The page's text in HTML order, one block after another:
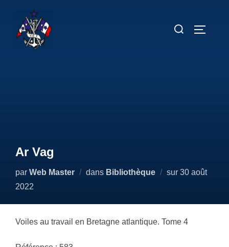
contenu
Rechercher :
Ar Vag
par Web Master dans Bibliothèque sur Publié
30 août
2022
Voiles au travail en Bretagne atlantique. Tome 4